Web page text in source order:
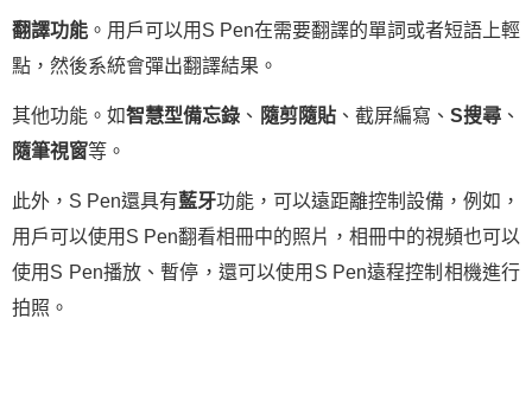
翻譯功能 。用戶可以用S Pen在需要翻譯的單詞或者短語上輕
點，然後系統會彈出翻譯結果。
其他功能。如智慧型備忘錄 、 隨剪隨貼、截屏編寫、 S搜尋 、
隨筆視窗等。
此外，S Pen還具有藍牙功能，可以遠距離控制設備，例如，
用戶可以使用S Pen翻看相冊中的照片，相冊中的視頻也可以
使用S Pen播放、暫停，還可以使用S Pen遠程控制相機進行
拍照。